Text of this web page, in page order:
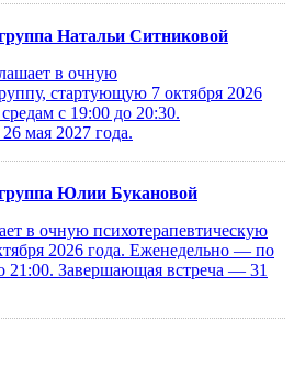
Натальи Ситниковой
в очную
стартующую 7 октября 2026
с 19:00 до 20:30.
мая 2027 года.
Юлии Букановой
в очную психотерапевтическую
2026 года. Еженедельно — по
21:00. Завершающая встреча — 31